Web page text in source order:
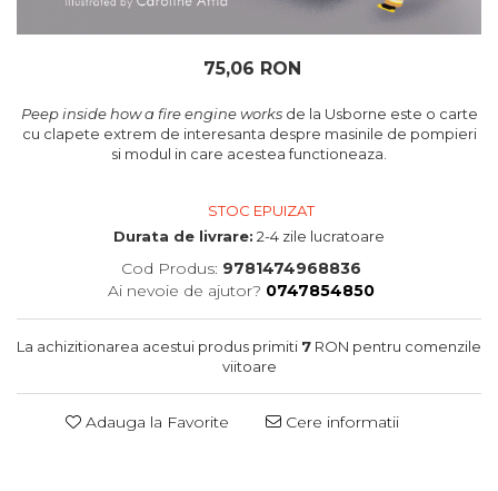
oceane
75,06 RON
Peep inside how a fire engine works de la Usborne este o carte
cu clapete extrem de interesanta despre masinile de pompieri
si modul in care acestea functioneaza.
STOC EPUIZAT
Durata de livrare: 2-4 zile lucratoare
Cod Produs: 9781474968836
Ai nevoie de ajutor? 0747854850
La achizitionarea acestui produs primiti 7 RON pentru comenzile
viitoare
Adauga la Favorite Cere informatii